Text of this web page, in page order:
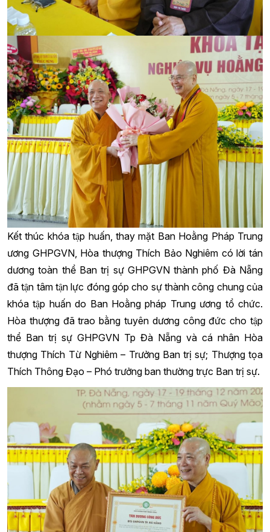
Kết thúc khóa tập huấn, thay mặt Ban Hoằng Pháp Trung
ương GHPGVN, Hòa thượng Thích Bảo Nghiêm có lời tán
dương toàn thể Ban trị sự GHPGVN thành phố Đà Nẵng
đã tận tâm tận lực đóng góp cho sự thành công chung của
khóa tập huấn do Ban Hoằng pháp Trung ương tổ chức.
Hòa thượng đã trao bằng tuyên dương công đức cho tập
thể Ban trị sự GHPGVN Tp Đà Nẵng và cá nhân Hòa
thượng Thích Từ Nghiêm – Trưởng Ban trị sự; Thượng tọa
Thích Thông Đạo – Phó trưởng ban thường trực Ban trị sự.